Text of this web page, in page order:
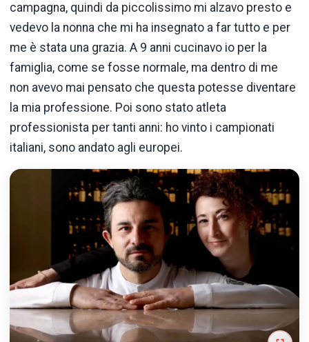
campagna, quindi da piccolissimo mi alzavo presto e
vedevo la nonna che mi ha insegnato a far tutto e per
me è stata una grazia. A 9 anni cucinavo io per la
famiglia, come se fosse normale, ma dentro di me
non avevo mai pensato che questa potesse diventare
la mia professione. Poi sono stato atleta
professionista per tanti anni: ho vinto i campionati
italiani, sono andato agli europei.